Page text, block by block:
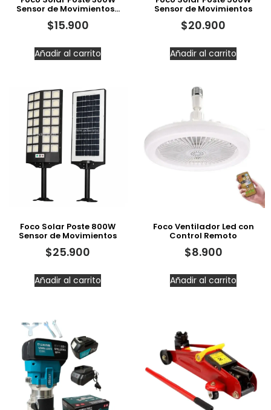
Sensor de Movimientos…
$15.900
Añadir al carrito
Sensor de Movimientos
$20.900
Añadir al carrito
Foco Solar Poste 800W
Sensor de Movimientos
$25.900
Añadir al carrito
Foco Ventilador Led con
Control Remoto
$8.900
Añadir al carrito